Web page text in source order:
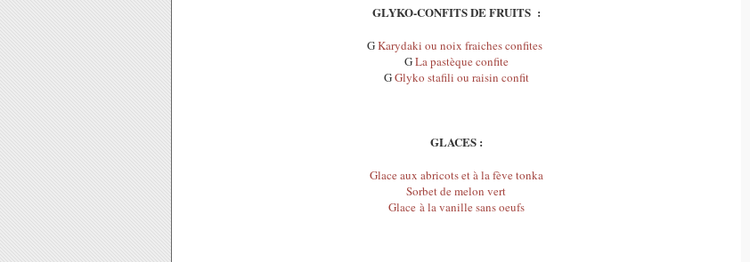
GLYKO-CONFITS DE FRUITS :
GKarydaki ou noix fraiches confites
GLa pastèque confite
GGlyko stafili ou raisin confit
GLACES :
Glace aux abricots et à la fève tonka
Sorbet de melon vert
Glace à la vanille sans oeufs